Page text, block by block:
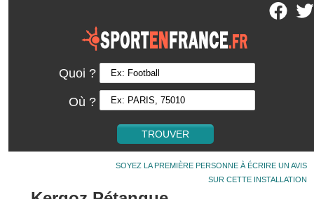
Quoi ?
Où ?
SOYEZ LA PREMIÈRE PERSONNE À ÉCRIRE UN AVIS
SUR CETTE INSTALLATION